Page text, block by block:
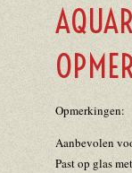
Opmerkingen:
Aanbevolen
Past op glas